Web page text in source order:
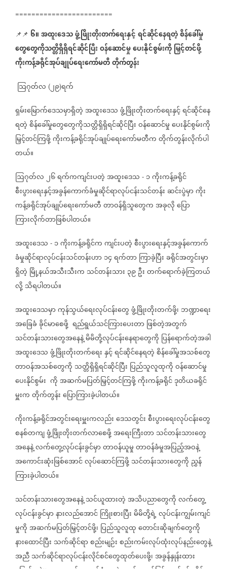
========================
📌📌 ၆။အထူးဒေသဖွံ့ဖြိုးတိုးတက်ရေးနှင့်ရင်ဆိုင်နေရတဲ့စိန်ခေါ်မှု
တွေတွေကိုသတ္တိရှိရှိရင်ဆိုင်ပြီးဝန်ဆောင်မှုပေးနိုင်စွမ်းကိုမြှင့်တင်ဖို့
ကိုးကန့်ခရိုင်အုပ်ချုပ်ရေးကော်မတီတိုက်တွန်း
သြဂုတ်လ (၂၉)ရက်
ရှမ်းမြောက်ဒေသမှာရှိတဲ့အထူးဒေသဖွံ့ဖြိုးတိုးတက်ရေးနှင့်ရင်ဆိုင်နေ
ရတဲ့စိန်ခေါ်မှုတွေတွေကိုသတ္တိရှိရှိရင်ဆိုင်ပြီးဝန်ဆောင်မှုပေးနိုင်စွမ်းကို
မြှင့်တင်ကြဖို့ကိုးကန့်ခရိုင်အုပ်ချုပ်ရေးကော်မတီကတိုက်တွန်းလိုက်ပါ
တယ်။
ဩဂုတ်လ၂၆ရက်ကကျင်းပတဲ့အထူးဒေသ - ၁ကိုးကန့်ခရိုင်
စီးပွားရေးနှင့်အခွန်ကောက်ခံမှုဆိုင်ရာလုပ်ငန်းသင်တန်းဆင်းပွဲမှာကိုး
ကန့်ခရိုင်အုပ်ချုပ်ရေးကော်မတီတာဝန်ရှိသူတွေကအခုလိုပြော
ကြားလိုက်တာဖြစ်ပါတယ်။
အထူးဒေသ - ၁ကိုးကန့်ခရိုင်ကကျင်းပတဲ့စီးပွားရေးနှင့်အခွန်ကောက်
ခံမှုဆိုင်ရာလုပ်ငန်းသင်တန်းဟာ၁၄ရက်တာကြာခဲ့ပြီးခရိုင်အတွင်းမှာ
ရှိတဲ့ မြို့နယ်အသီးသီးက သင်တန်းသား ၃၉ဦးတက်ရောက်ခဲ့ကြတယ်
လို့သိရပါတယ်။
အထူးဒေသမှာကုန်သွယ်ရေးလုပ်ငန်းတွေဖွံ့ဖြိုးတိုးတက်ဖို့၊ ဘဏ္ဍာရေး
အခြေခံခိုင်မာစေဖို့ ရည်ရွယ်သင်ကြားပေးတာဖြစ်တဲ့အတွက်
သင်တန်းသားတွေအနေနဲ့မိမိတို့လုပ်ငန်းနေရာတွေကို ပြန်ရောက်တဲ့အခါ
အထူးဒေသဖွံ့ဖြိုးတိုးတက်ရေးနှင့်ရင်ဆိုင်နေရတဲ့စိန်ခေါ်မှုအသစ်တွေ
တာဝန်အသစ်တွေကို သတ္တိရှိရှိရင်ဆိုင်ပြီး ပြည်သူလူထုကိုဝန်ဆောင်မှု
ပေးနိုင်စွမ်း ကိုအဆက်မပြတ်မြှင့်တင်ကြဖို့ကိုးကန့်ခရိုင်ဒုတိယခရိုင်
မှူးကတိုက်တွန်းပြောကြားခဲ့ပါတယ်။
ကိုးကန့်ခရိုင်အတွင်းရေးမှူးကလည်းဒေသတွင်းစီးပွားရေးလုပ်ငန်းတွေ
စနစ်တကျဖွံ့ဖြိုးတိုးတက်လာစေဖို့အရေးကြီးတာသင်တန်းသားတွေ
အနေနဲ့လက်တွေ့လုပ်ငန်းခွင်မှာတာဝန်ယူမှုတာဝန်ခံမှုအပြည့်အဝနဲ့
အကောင်းဆုံးဖြစ်အောင်လုပ်ဆောင်ကြဖို့သင်တန်းသားတွေကို ညွှန်
ကြားခဲ့ပါတယ်။
သင်တန်းသားတွေအနေနဲ့သင်ယူထားတဲ့အသိပညာတွေကိုလက်တွေ့
လုပ်ငန်းခွင်မှာနားလည်အောင်ကြိုးစားပြီးမိမိတို့ရဲ့လုပ်ငန်းကျွမ်းကျင်
မှုကိုအဆက်မပြတ်မြှင့်တင်ဖို့၊ ပြည်သူလူထုတောင်းဆိုချက်တွေကို
နားထောင်ပြီး သက်ဆိုင်ရာစည်းမျဉ်းစည်းကမ်းလုပ်ထုံးလုပ်နည်းတွေနဲ့
အညီသက်ဆိုင်ရာလုပ်ငန်းလိုင်စင်တွေထုတ်ပေးဖို့၊အခွန်နှုန်းထား